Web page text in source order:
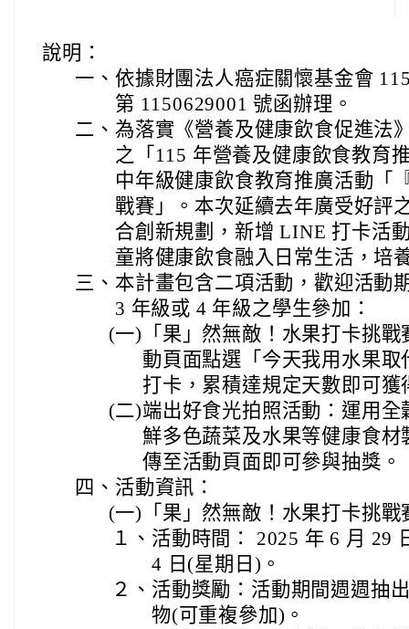
說明：
一、 依據財團法人癌症關懷基金會
第 1150629001 號函辦理。
二、 為落實《營養及健康飲食促進法
之「115 年營養及健康飲食教育
中年級健康飲食教育推廣活動「
戰賽」。本次延續去年廣受好評
合創新規劃，新增 LINE 打卡活
童將健康飲食融入日常生活，培
三、 本計畫包含二項活動，歡迎活動
3 年級或 4 年級之學生參加：
(一) 「果」然無敵！水果打卡挑
動頁面點選「今天我用水果
打卡，累積達規定天數即可獲
(二)端出好食光拍照活動：運用
鮮多色蔬菜及水果等健康食
傳至活動頁面即可參與抽獎。
四、 活動資訊：
(一) 「果」然無敵！水果打卡挑戰
１、 活動時間： 2025 年 6 月 29
4 日(星期日)。
２、 活動獎勵：活動期間週週抽
物(可重複參加)。